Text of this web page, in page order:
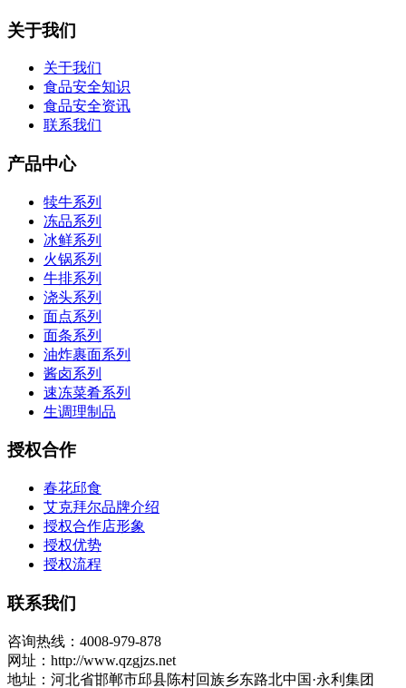
关于我们
关于我们
食品安全知识
食品安全资讯
联系我们
产品中心
犊牛系列
冻品系列
冰鲜系列
火锅系列
牛排系列
浇头系列
面点系列
面条系列
油炸裹面系列
酱卤系列
速冻菜肴系列
生调理制品
授权合作
春花邱食
艾克拜尔品牌介绍
授权合作店形象
授权优势
授权流程
联系我们
咨询热线：4008-979-878
网址：http://www.qzgjzs.net
地址：河北省邯郸市邱县陈村回族乡东路北中国·永利集团